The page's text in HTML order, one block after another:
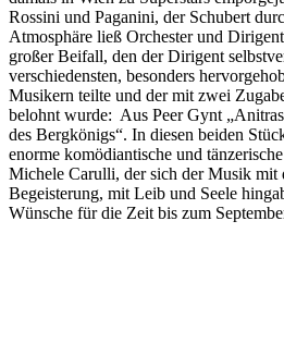
Rossini und Paganini, der Schubert
Atmosphäre ließ Orchester und
großer Beifall, den der Dirigent
verschiedensten, besonders
Musikern teilte und der mit zwei
belohnt wurde: Aus Peer Gynt
des Bergkönigs“. In diesen beiden
enorme komödiantische und
Michele Carulli, der sich der Musik mit
Begeisterung, mit Leib und Seele
Wünsche für die Zeit bis zum